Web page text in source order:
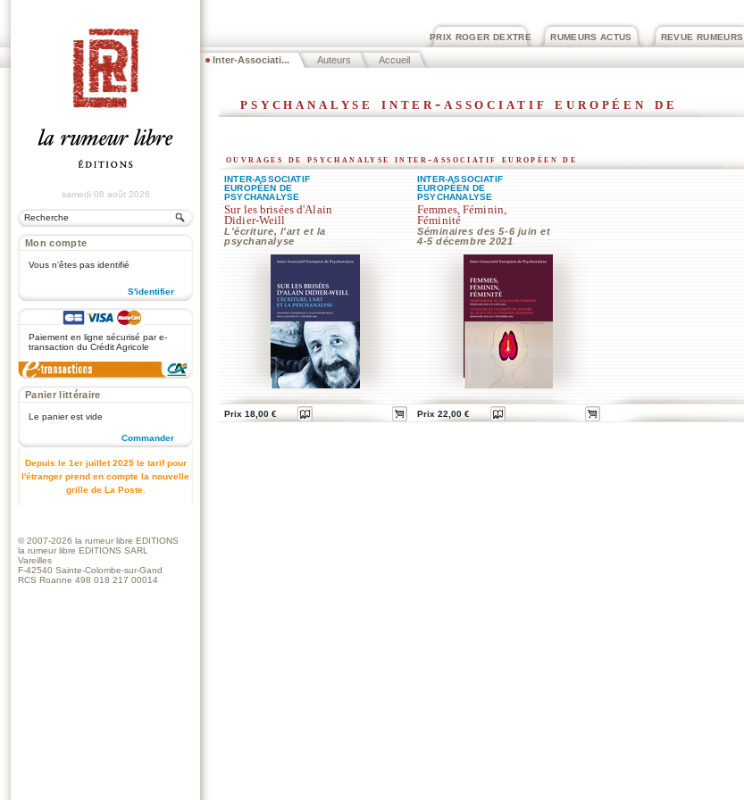
REVUE RUMEURS
RUMEURS ACTUS
PRIX ROGER DEXTRE
Inter-Associati... Auteurs Accueil
samedi 08 août 2026
Mon compte
Vous n'êtes pas identifié
S'identifier
Paiement en ligne sécurisé par e-
transaction du Crédit Agricole
Panier littéraire
Le panier est vide
Commander
Depuis le 1er juillet 2025 le tarif pour
l'étranger prend en compte la nouvelle
grille de La Poste.
psychanalyse inter-associatif européen de
ouvrages de psychanalyse inter-associatif européen de
INTER-ASSOCIATIF
EUROPÉEN DE
PSYCHANALYSE
Sur les brisées d'Alain
Didier-Weill
L'écriture, l'art et la
psychanalyse
Prix 18,00 €
INTER-ASSOCIATIF
EUROPÉEN DE
PSYCHANALYSE
Femmes, Féminin,
Féminité
Séminaires des 5-6 juin et
4-5 décembre 2021
Prix 22,00 €
© 2007-2026 la rumeur libre EDITIONS
la rumeur libre EDITIONS SARL
Vareilles
F-42540 Sainte-Colombe-sur-Gand
RCS Roanne 498 018 217 00014